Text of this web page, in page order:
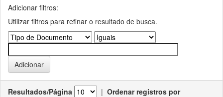
Adicionar filtros:
Utilizar filtros para refinar o resultado de busca.
Resultados/Página | Ordenar registros por